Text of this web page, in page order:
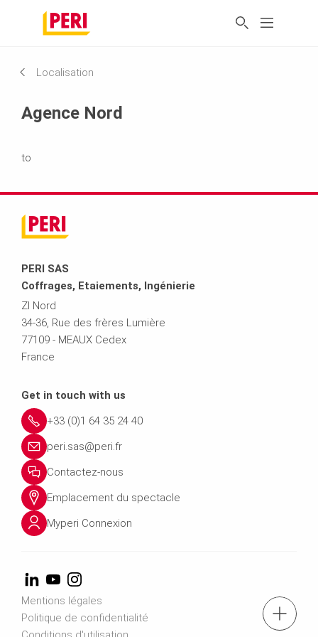
Tél.: +33 (0)1 64 35 24 40
Localisation
Agence Nord
to
PERI SAS
Coffrages, Etaiements, Ingénierie
ZI Nord
34-36, Rue des frères Lumière
77109 - MEAUX Cedex
France
Get in touch with us
+33 (0)1 64 35 24 40
peri.sas@peri.fr
Contactez-nous
Emplacement du spectacle
Myperi Connexion
Mentions légales
Politique de confidentialité